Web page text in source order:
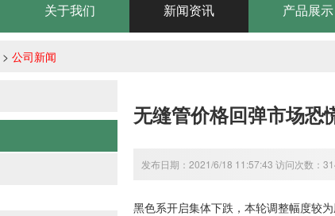
关于我们 新闻资讯 产品展示
> 公司新闻
无缝管价格回弹市场恐
发布日期：2021/6/18 11:57:43 访问次数：
黑色系开启集体下跌，本轮调整幅度较